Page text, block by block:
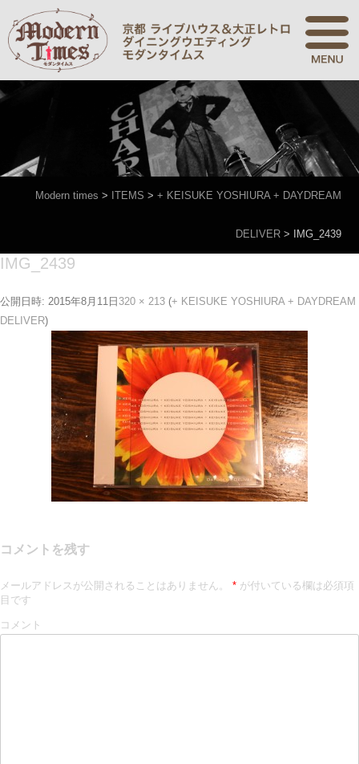
Modern times > ITEMS > + KEISUKE YOSHIURA + DAYDREAM
DELIVER> IMG_2439
IMG_2439
公開日時: 2015年8月11日 320 × 213 (+ KEISUKE YOSHIURA + DAYDREAM
DELIVER)
コメントを残す
メールアドレスが公開されることはありません。 * が付いている欄は必須項
目です
コメント